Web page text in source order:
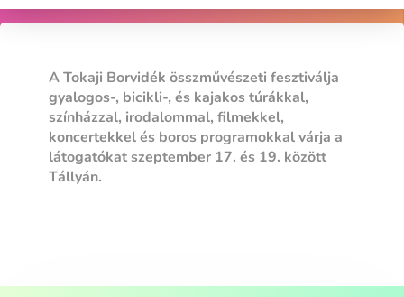
A Tokaji Borvidék összművészeti fesztiválja
gyalogos-, bicikli-, és kajakos túrákkal,
színházzal, irodalommal, filmekkel,
koncertekkel és boros programokkal várja a
látogatókat szeptember 17. és 19. között
Tállyán.